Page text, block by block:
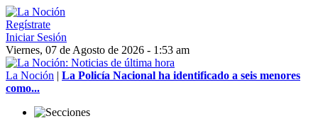
Regístrate
Iniciar Sesión
Viernes, 07 de Agosto de 2026 - 1:53 am
La Noción | La Policía Nacional ha identificado a seis menores
como...